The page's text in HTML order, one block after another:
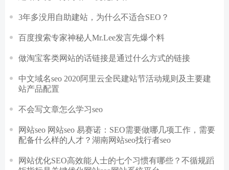
3年多没用自助建站，为什么不适合SEO？
百度搜索专家神秘人Mr.Lee发言先爆个料
做淘宝客类网站的话链接是通过什么方式的链接
中文域名seo 2020阿里云全民建站节活动规则及主要建
站产品配置
不会写文章怎么学习seo
网站seo 网站seo 易赛诺：SEO需要做哪几项工作，需要
配备什么样的人才？湖南网站seo找行者seo
网站优化SEO高效能人士的七个习惯有哪些？不循规蹈